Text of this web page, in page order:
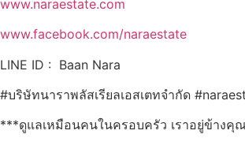
www.naraestate.com
www.facebook.com/naraestate
LINE ID : Baan Nara
#บริษัทนาราพลัสเรียลเอสเตทจำกัด
***ดูแลเหมือนคนในครอบครัว เราอยู่ข้าง